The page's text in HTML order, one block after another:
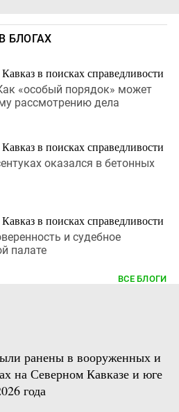
БЛОГАХ
в поисках справедливости
«особый порядок» может
рассмотрению дела
в поисках справедливости
оказался в бетонных
в поисках справедливости
и судебное
палате
ВСЕ БЛОГИ
ранены в вооруженных и
на Северном Кавказе и юге
года